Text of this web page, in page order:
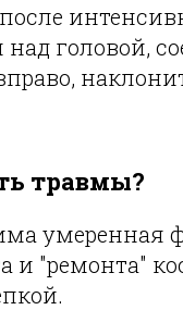
головой,
травмы?
умеренная
и "ремонта"